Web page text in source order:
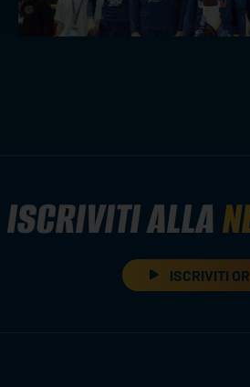
ISCRIVITI ALLA
ISCRIVITI